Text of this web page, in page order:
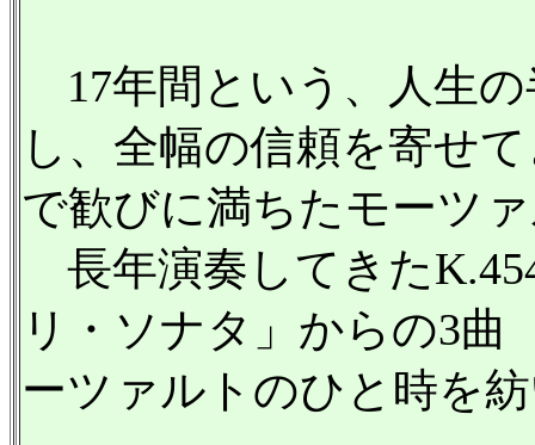
17年間という、人生
し、全幅の信頼を寄せ
で歓びに満ちたモーツ
長年演奏してきた
リ・ソナタ」からの3曲
ーツァルトのひと時を